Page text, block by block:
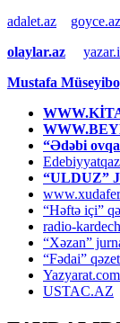
adalet.az
goyce.az
olaylar.az
Mustafa
“Ədəbi
“ULDUZ”
“Həftə içi”
radio-
“Xəzan”
“Fədai”
Yazyarat.com
USTAC.AZ